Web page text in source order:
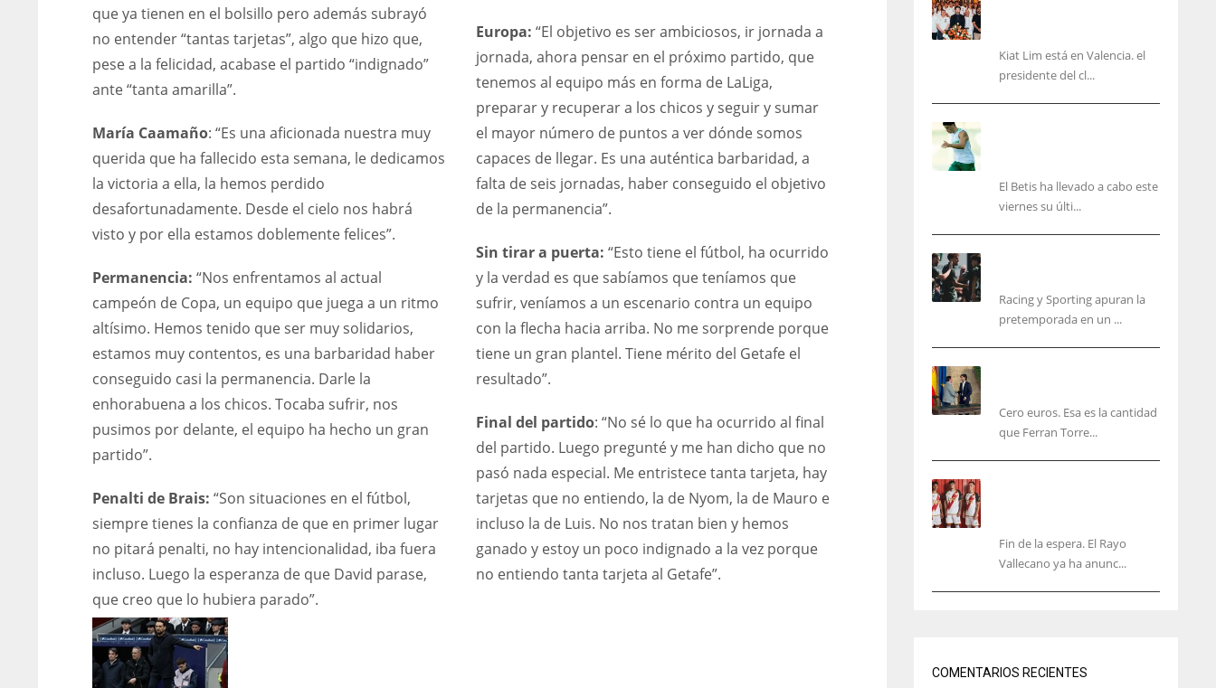
DEN
24
que ya tienen en el bolsillo pero además subrayó
no entender “tantas tarjetas”, algo que hizo que,
pese a la felicidad, acabase el partido “indignado”
ante “tanta amarilla”.
María Caamaño: “Es una aficionada nuestra muy
querida que ha fallecido esta semana, le dedicamos
la victoria a ella, la hemos perdido
desafortunadamente. Desde el cielo nos habrá
visto y por ella estamos doblemente felices”.
Permanencia: “Nos enfrentamos al actual
campeón de Copa, un equipo que juega a un ritmo
altísimo. Hemos tenido que ser muy solidarios,
estamos muy contentos, es una barbaridad haber
conseguido casi la permanencia. Darle la
enhorabuena a los chicos. Tocaba sufrir, nos
pusimos por delante, el equipo ha hecho un gran
partido”.
Penalti de Brais: “Son situaciones en el fútbol,
siempre tienes la confianza de que en primer lugar
no pitará penalti, no hay intencionalidad, iba fuera
incluso. Luego la esperanza de que David parase,
que creo que lo hubiera parado”.
Europa: “El objetivo es ser ambiciosos, ir jornada a
jornada, ahora pensar en el próximo partido, que
tenemos al equipo más en forma de LaLiga,
preparar y recuperar a los chicos y seguir y sumar
el mayor número de puntos a ver dónde somos
capaces de llegar. Es una auténtica barbaridad, a
falta de seis jornadas, haber conseguido el objetivo
de la permanencia”.
Sin tirar a puerta: “Esto tiene el fútbol, ha ocurrido
y la verdad es que sabíamos que teníamos que
sufrir, veníamos a un escenario contra un equipo
con la flecha hacia arriba. No me sorprende porque
tiene un gran plantel. Tiene mérito del Getafe el
resultado”.
Final del partido: “No sé lo que ha ocurrido al final
del partido. Luego pregunté y me han dicho que no
pasó nada especial. Me entristece tanta tarjeta, hay
tarjetas que no entiendo, la de Nyom, la de Mauro e
incluso la de Luis. No nos tratan bien y hemos
ganado y estoy un poco indignado a la vez porque
no entiendo tanta tarjeta al Getafe”.
Kiat Lim está en Valencia. el
presidente del cl...
El Betis ha llevado a cabo este
viernes su últi...
Racing y Sporting apuran la
pretemporada en un ...
Cero euros. Esa es la cantidad
que Ferran Torre...
Fin de la espera. El Rayo
Vallecano ya ha anunc...
COMENTARIOS RECIENTES